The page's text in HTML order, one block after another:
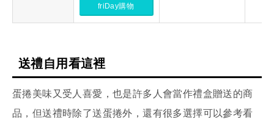
friDay購物
送禮自用看這裡
蛋捲美味又受人喜愛，也是許多人會當作禮盒贈送的商
品，但送禮時除了送蛋捲外，還有很多選擇可以參考看